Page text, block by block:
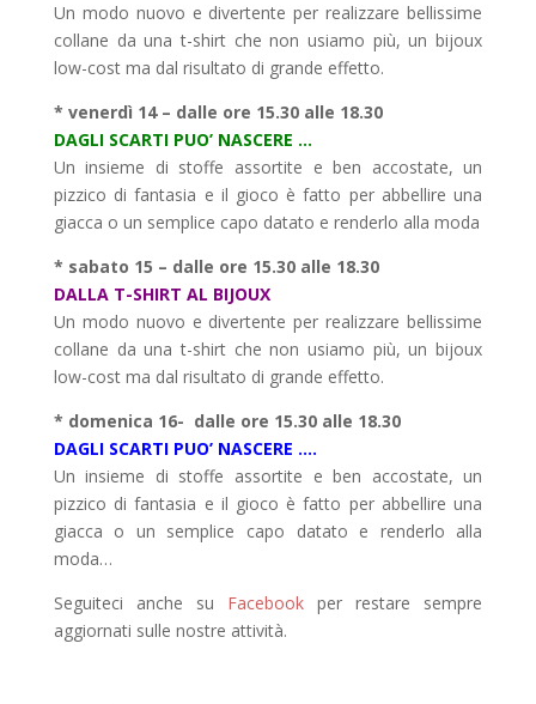
Un modo nuovo e divertente per realizzare bellissime
collane da una t-shirt che non usiamo più, un bijoux
low-cost ma dal risultato di grande effetto.
* venerdì 14 – dalle ore 15.30 alle 18.30
DAGLI SCARTI PUO’ NASCERE …
Un insieme di stoffe assortite e ben accostate, un
pizzico di fantasia e il gioco è fatto per abbellire una
giacca o un semplice capo datato e renderlo alla moda
* sabato 15 – dalle ore 15.30 alle 18.30
DALLA T-SHIRT AL BIJOUX
Un modo nuovo e divertente per realizzare bellissime
collane da una t-shirt che non usiamo più, un bijoux
low-cost ma dal risultato di grande effetto.
* domenica 16- dalle ore 15.30 alle 18.30
DAGLI SCARTI PUO’ NASCERE ….
Un insieme di stoffe assortite e ben accostate, un
pizzico di fantasia e il gioco è fatto per abbellire una
giacca o un semplice capo datato e renderlo alla
moda…
Seguiteci anche su Facebook per restare sempre
aggiornati sulle nostre attività.